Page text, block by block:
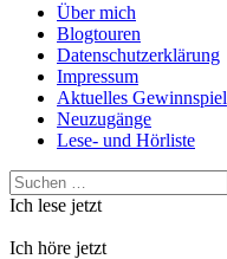
Über mich
Blogtouren
Datenschutzerklärung
Impressum
Aktuelles Gewinnspiel
Neuzugänge
Lese- und Hörliste
Suchen
nach:
Ich lese jetzt
Ich höre jetzt